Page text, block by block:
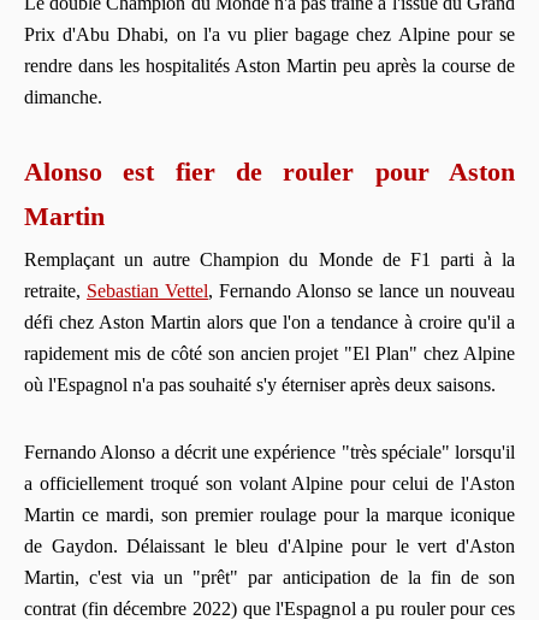
Prix d'Abu Dhabi, on l'a vu plier bagage chez Alpine pour se
rendre dans les hospitalités Aston Martin peu après la course de
dimanche.
Alonso est fier de rouler pour Aston
Martin
Remplaçant un autre Champion du Monde de F1 parti à la
retraite, Sebastian Vettel, Fernando Alonso se lance un nouveau
défi chez Aston Martin alors que l'on a tendance à croire qu'il a
rapidement mis de côté son ancien projet "El Plan" chez Alpine
où l'Espagnol n'a pas souhaité s'y éterniser après deux saisons.
Fernando Alonso a décrit une expérience "très spéciale" lorsqu'il
a officiellement troqué son volant Alpine pour celui de l'Aston
Martin ce mardi, son premier roulage pour la marque iconique
de Gaydon. Délaissant le bleu d'Alpine pour le vert d'Aston
Martin, c'est via un "prêt" par anticipation de la fin de son
contrat (fin décembre 2022) que l'Espagnol a pu rouler pour ces